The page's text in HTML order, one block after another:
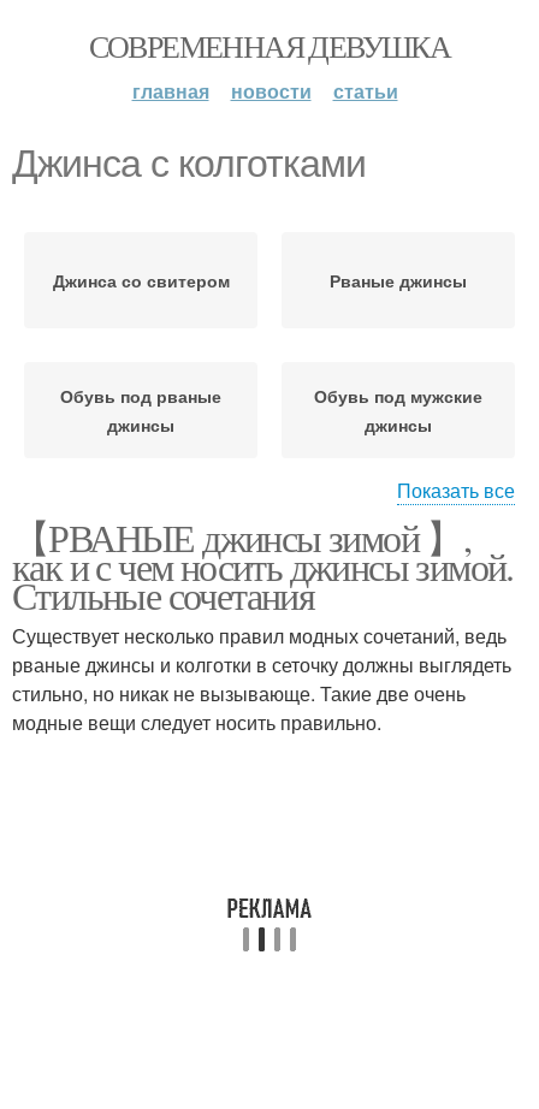
СОВРЕМЕННАЯ ДЕВУШКА
главная новости статьи
Джинса с колготками
Джинса со свитером Рваные джинсы
Обувь под рваные
джинсы
Обувь под мужские
джинсы
Колготки под рваные
джинсы
Показать все
【РВАНЫЕ джинсы зимой 】,
как и с чем носить джинсы зимой.
Стильные сочетания
Существует несколько правил модных сочетаний, ведь
рваные джинсы и колготки в сеточку должны выглядеть
стильно, но никак не вызывающе. Такие две очень
модные вещи следует носить правильно.